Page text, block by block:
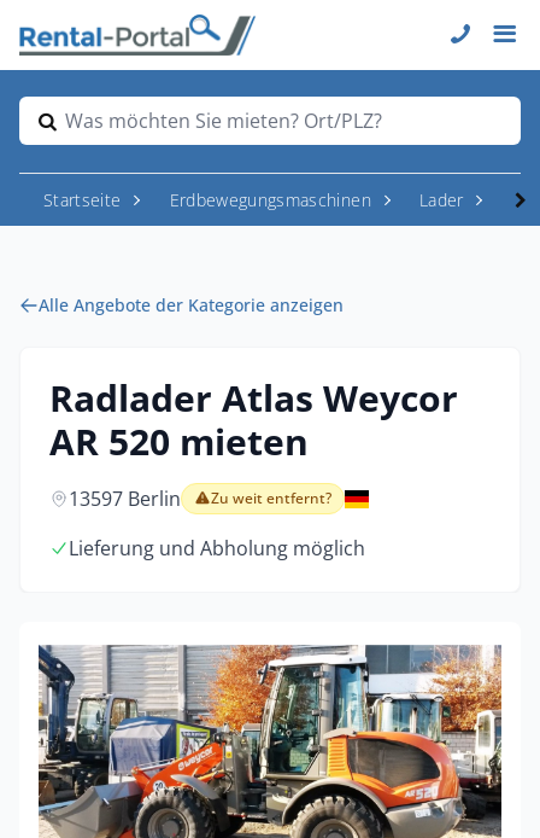
Was möchten Sie mieten? Ort/PLZ?
Startseite Erdbewegungsmaschinen Lader
Alle Angebote der Kategorie anzeigen
Radlader Atlas Weycor
AR 520 mieten
13597 Berlin Zu weit entfernt?
Lieferung und Abholung möglich